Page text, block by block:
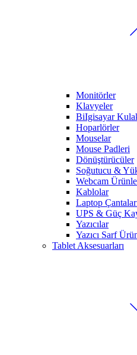
Monitörler
Klavyeler
BiIgisayar
Hoparlörler
Mouselar
Mouse Padleri
Dönüştürücüler
Soğutucu &
Webcam
Kablolar
Laptop
UPS & Güç
Yazıcılar
Yazıcı Sarf
Tablet Aksesuarları